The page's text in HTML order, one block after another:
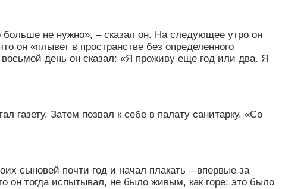
больше не нужно», – сказал он. На следующее утро он
он «плывет в пространстве без определенного
день он сказал: «Я проживу еще год или два. Я
газету. Затем позвал к себе в палату санитарку. «Со
сыновей почти год и начал плакать – впервые за
он тогда испытывал, не было живым, как горе: это было